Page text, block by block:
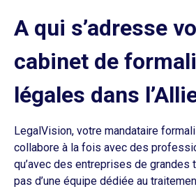
A qui s’adresse
cabinet de
légales dans
LegalVision, votre mandataire
collabore à la fois avec des
qu’avec des entreprises de
pas d’une équipe dédiée au